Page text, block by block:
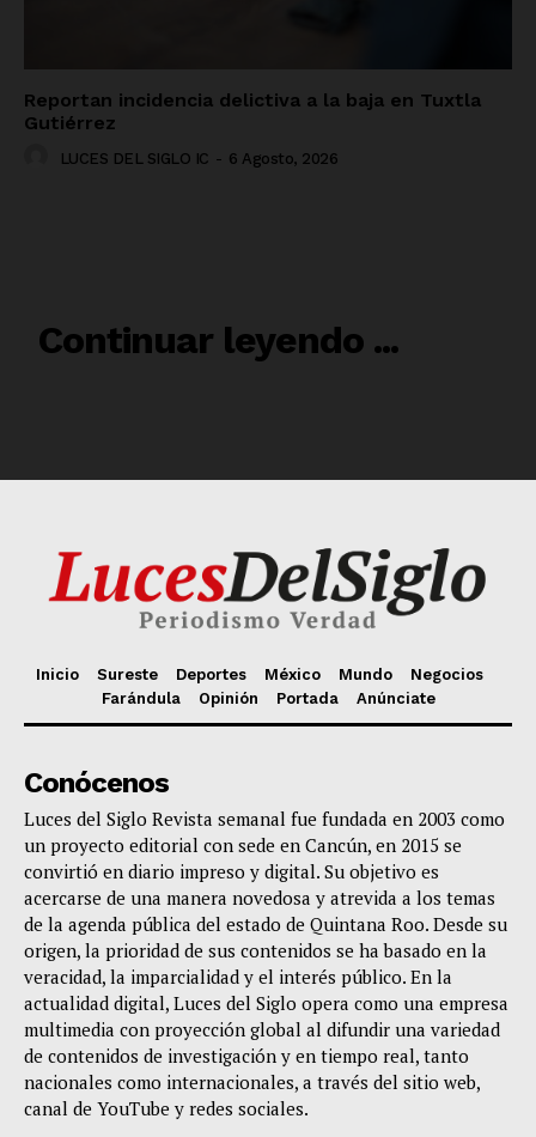
Inicio Sureste Deportes México Mundo
Negocios
Farándula
Opinión Portada Anúnciate
Conócenos
Luces del Siglo Revista semanal fue fundada en 2003 como
un proyecto editorial con sede en Cancún, en 2015 se
convirtió en diario impreso y digital. Su objetivo es
acercarse de una manera novedosa y atrevida a los temas
de la agenda pública del estado de Quintana Roo. Desde su
origen, la prioridad de sus contenidos se ha basado en la
veracidad, la imparcialidad y el interés público. En la
actualidad digital, Luces del Siglo opera como una empresa
multimedia con proyección global al difundir una variedad
de contenidos de investigación y en tiempo real, tanto
nacionales como internacionales, a través del sitio web,
canal de YouTube y redes sociales.